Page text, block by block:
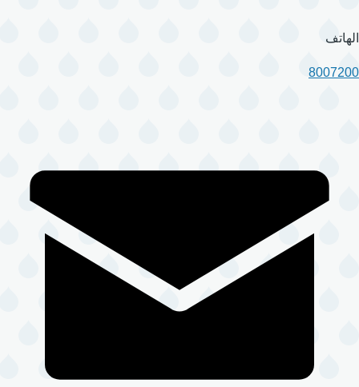
الهاتف
8007200